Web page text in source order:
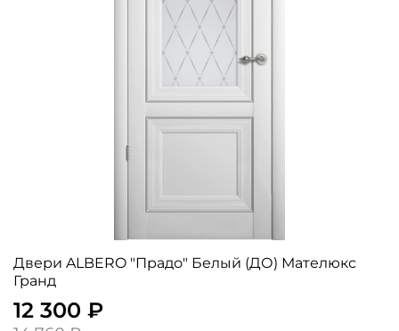
Двери ALBERO "Прадо" Белый (ДО) Мателюкс
Гранд
12 300 ₽